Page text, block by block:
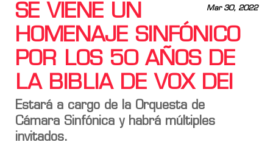
Mar 30, 2022
SE VIENE UN
HOMENAJE SINFÓNICO
POR LOS 50 AÑOS DE
LA BIBLIA DE VOX DEI
Estará a cargo de la Orquesta de
Cámara Sinfónica y habrá múltiples
invitados.